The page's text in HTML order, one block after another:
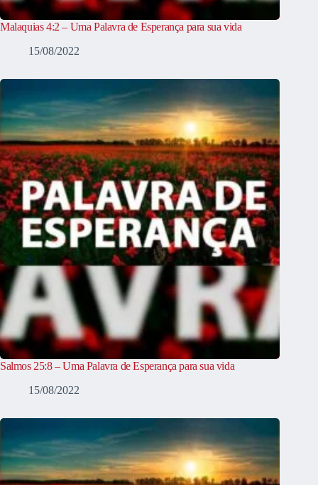
Malaquias 4:2 – Uma Palavra de Esperança para sua vida
15/08/2022
Salmos 25:8 – Uma Palavra de Esperança para sua vida
15/08/2022